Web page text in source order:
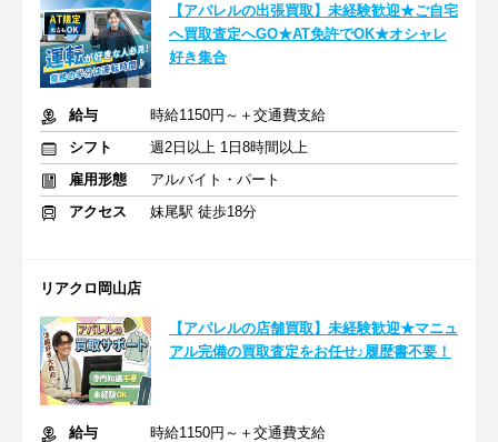
【アパレルの出張買取】未経験歓迎★ご自宅
へ買取査定へGO★AT免許でOK★オシャレ
好き集合
給与
時給1150円～＋交通費支給
シフト
週2日以上 1日8時間以上
雇用形態
アルバイト・パート
アクセス
妹尾駅 徒歩18分
リアクロ岡山店
【アパレルの店舗買取】未経験歓迎★マニュ
アル完備の買取査定をお任せ♪履歴書不要！
給与
時給1150円～＋交通費支給